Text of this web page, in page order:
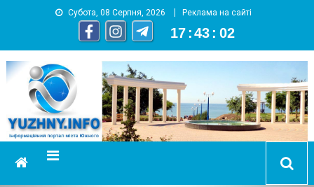
Субота, 08 Серпня, 2026 Реклама на сайті
17 :43 : 03
YUZHNY.INFO
информационный портал города Южный